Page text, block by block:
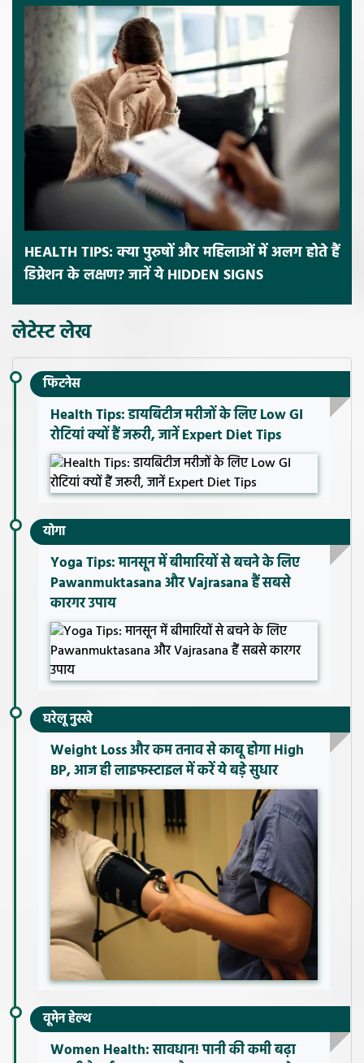
HEALTH TIPS: क्या पुरुषों और महिलाओं में अलग होते हैं
डिप्रेशन के लक्षण? जानें ये HIDDEN SIGNS
लेटेस्ट लेख
फिटनेस
Health Tips: डायबिटीज मरीजों के लिए Low GI
रोटियां क्यों हैं जरूरी, जानें Expert Diet Tips
योगा
Yoga Tips: मानसून में बीमारियों से बचने के लिए
Pawanmuktasana और Vajrasana हैं सबसे
कारगर उपाय
घरेलू नुस्खे
Weight Loss और कम तनाव से काबू होगा High
BP, आज ही लाइफस्टाइल में करें ये बड़े सुधार
वूमेन हेल्थ
Women Health: सावधान! पानी की कमी बढ़ा